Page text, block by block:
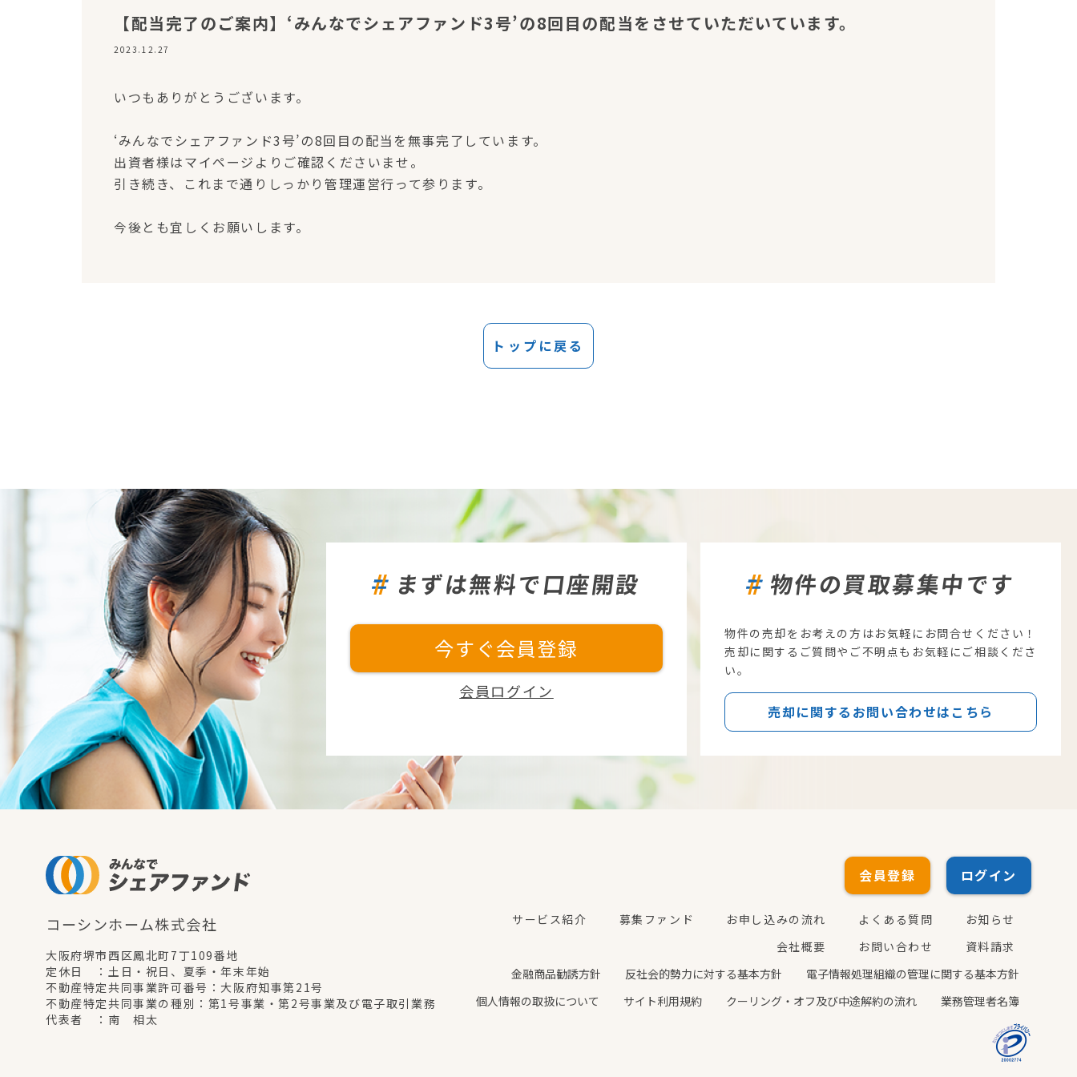
【配当完了のご案内】‘みんなでシェアファンド3号’の8回目の配当をさせていただいています。
2023.12.27
いつもありがとうございます。
‘みんなでシェアファンド3号’の8回目の配当を無事完了しています。
出資者様はマイページよりご確認くださいませ。
引き続き、これまで通りしっかり管理運営行って参ります。
今後とも宜しくお願いします。
トップに戻る
まずは無料で口座開設
今すぐ会員登録
会員ログイン
物件の買取募集中です
物件の売却をお考えの方はお気軽にお問合せください！
売却に関するご質問やご不明点もお気軽にご相談くださ
い。
売却に関するお問い合わせはこちら
会員登録 ログイン
コーシンホーム株式会社
大阪府堺市西区鳳北町7丁109番地
定休日 ：土日・祝日、夏季・年末年始
不動産特定共同事業許可番号：大阪府知事第21号
不動産特定共同事業の種別：第1号事業・第2号事業及び電子取引業務
代表者 ：南 相太
サービス紹介 募集ファンド お申し込みの流れ よくある質問
お知らせ
会社概要
お問い合わせ
資料請求
金融商品勧誘方針
反社会的勢力に対する基本方針
電子情報処理組織の管理に関する基本方針
個人情報の取扱について
サイト利用規約 クーリング・オフ及び中途解約の流れ 業務管理者名簿